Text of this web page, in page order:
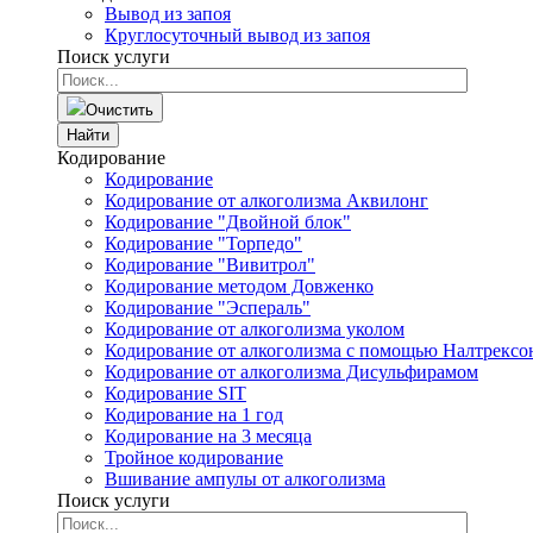
Вывод из запоя
Круглосуточный вывод из запоя
Поиск услуги
Очистить
Найти
Кодирование
Кодирование
Кодирование от алкоголизма Аквилонг
Кодирование "Двойной блок"
Кодирование "Торпедо"
Кодирование "Вивитрол"
Кодирование методом Довженко
Кодирование "Эспераль"
Кодирование от алкоголизма уколом
Кодирование от алкоголизма с помощью
Кодирование от алкоголизма Дисульфирамом
Кодирование SIT
Кодирование на 1 год
Кодирование на 3 месяца
Тройное кодирование
Вшивание ампулы от алкоголизма
Поиск услуги